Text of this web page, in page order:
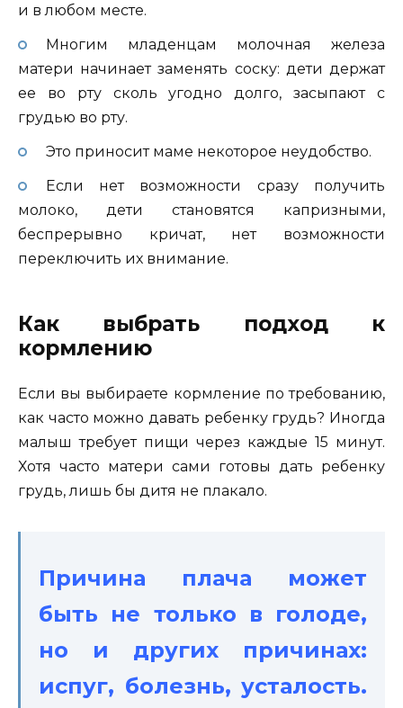
и в любом месте.
Многим младенцам молочная железа
матери начинает заменять соску: дети держат
ее во рту сколь угодно долго, засыпают с
грудью во рту.
Это приносит маме некоторое неудобство.
Если нет возможности сразу получить
молоко, дети становятся капризными,
беспрерывно кричат, нет возможности
переключить их внимание.
Как выбрать подход к
кормлению
Если вы выбираете кормление по требованию,
как часто можно давать ребенку грудь? Иногда
малыш требует пищи через каждые 15 минут.
Хотя часто матери сами готовы дать ребенку
грудь, лишь бы дитя не плакало.
Причина плача может
быть не только в голоде,
но и других причинах:
испуг, болезнь, усталость.